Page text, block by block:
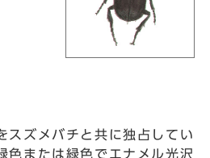
ズメバチと共に独占してい
色または緑色でエナメル光沢